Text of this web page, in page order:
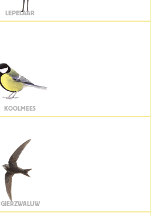
LEPELAAR
KOOLMEES
GIERZWALUW